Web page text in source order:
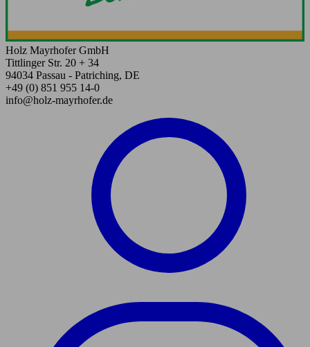
Holz Mayrhofer GmbH
Tittlinger Str. 20 + 34
94034 Passau - Patriching, DE
+49 (0) 851 955 14-0
info@holz-mayrhofer.de